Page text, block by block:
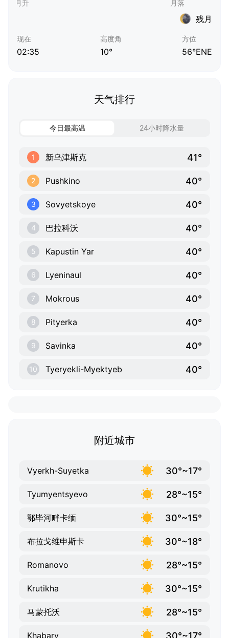
残月
现在
02:35
高度角
10°
方位
56°ENE
天气排行
今日最高温 24小时降水量
1 新乌津斯克 41°
2 Pushkino 40°
3 Sovyetskoye 40°
4 巴拉科沃 40°
5 Kapustin Yar 40°
6 Lyeninaul 40°
7 Mokrous 40°
8 Pityerka 40°
9 Savinka 40°
10 Tyeryekli-Myektyeb 40°
附近城市
Vyerkh-Suyetka 30°~17°
Tyumyentsyevo 28°~15°
鄂毕河畔卡缅 30°~15°
布拉戈维申斯卡 30°~18°
Romanovo 28°~15°
Krutikha 30°~15°
马蒙托沃 28°~15°
Khabary 30°~17°